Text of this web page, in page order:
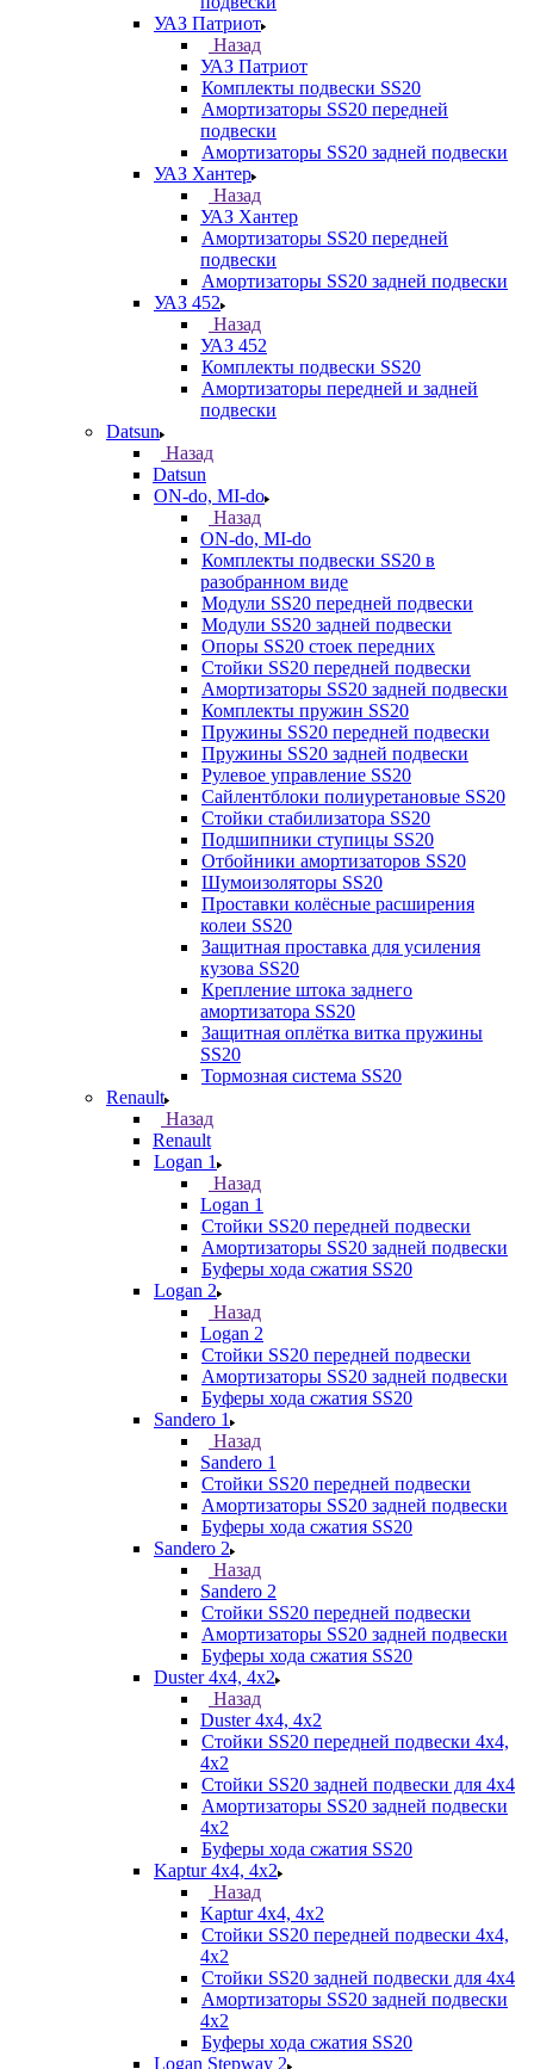
УАЗ Патриот
Назад
УАЗ Патриот
Комплекты подвески SS20
Амортизаторы SS20 передней
подвески
Амортизаторы SS20 задней подвески
УАЗ Хантер
Назад
УАЗ Хантер
Амортизаторы SS20 передней
подвески
Амортизаторы SS20 задней подвески
УАЗ 452
Назад
УАЗ 452
Комплекты подвески SS20
Амортизаторы передней и задней
подвески
Datsun
Назад
Datsun
ON-do, MI-do
Назад
ON-do, MI-do
Комплекты подвески SS20 в
разобранном виде
Модули SS20 передней подвески
Модули SS20 задней подвески
Опоры SS20 стоек передних
Стойки SS20 передней подвески
Амортизаторы SS20 задней подвески
Комплекты пружин SS20
Пружины SS20 передней подвески
Пружины SS20 задней подвески
Рулевое управление SS20
Сайлентблоки полиуретановые SS20
Стойки стабилизатора SS20
Подшипники ступицы SS20
Отбойники амортизаторов SS20
Шумоизоляторы SS20
Проставки колёсные расширения
колеи SS20
Защитная проставка для усиления
кузова SS20
Крепление штока заднего
амортизатора SS20
Защитная оплётка витка пружины
SS20
Тормозная система SS20
Renault
Назад
Renault
Logan 1
Назад
Logan 1
Стойки SS20 передней подвески
Амортизаторы SS20 задней подвески
Буферы хода сжатия SS20
Logan 2
Назад
Logan 2
Стойки SS20 передней подвески
Амортизаторы SS20 задней подвески
Буферы хода сжатия SS20
Sandero 1
Назад
Sandero 1
Стойки SS20 передней подвески
Амортизаторы SS20 задней подвески
Буферы хода сжатия SS20
Sandero 2
Назад
Sandero 2
Стойки SS20 передней подвески
Амортизаторы SS20 задней подвески
Буферы хода сжатия SS20
Duster 4х4, 4x2
Назад
Duster 4х4, 4x2
Стойки SS20 передней подвески 4х4,
4x2
Стойки SS20 задней подвески для 4х4
Амортизаторы SS20 задней подвески
4х2
Буферы хода сжатия SS20
Kaptur 4х4, 4х2
Назад
Kaptur 4х4, 4х2
Стойки SS20 передней подвески 4х4,
4x2
Стойки SS20 задней подвески для 4х4
Амортизаторы SS20 задней подвески
4х2
Буферы хода сжатия SS20
Logan Stepway 2